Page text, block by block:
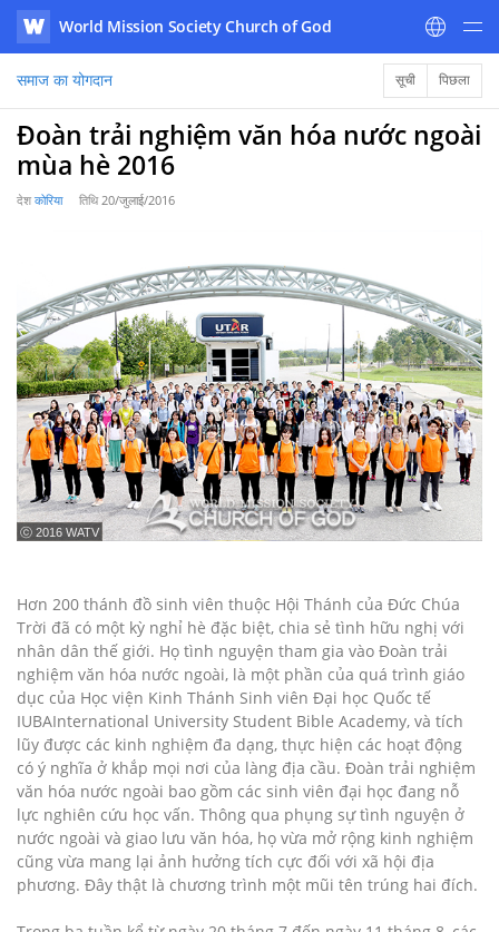
WATV
World Mission Society Church of God
समाज का योगदान सूची पिछला
Đoàn trải nghiệm văn hóa nước ngoài
mùa hè 2016
देश कोरिया तिथि20/जुलाई/2016
ⓒ 2016 WATV
Hơn 200 thánh đồ sinh viên thuộc Hội Thánh của Đức Chúa
Trời đã có một kỳ nghỉ hè đặc biệt, chia sẻ tình hữu nghị với
nhân dân thế giới. Họ tình nguyện tham gia vào Đoàn trải
nghiệm văn hóa nước ngoài, là một phần của quá trình giáo
dục của Học viện Kinh Thánh Sinh viên Đại học Quốc tế
IUBAInternational University Student Bible Academy, và tích
lũy được các kinh nghiệm đa dạng, thực hiện các hoạt động
có ý nghĩa ở khắp mọi nơi của làng địa cầu. Đoàn trải nghiệm
văn hóa nước ngoài bao gồm các sinh viên đại học đang nỗ
lực nghiên cứu học vấn. Thông qua phụng sự tình nguyện ở
nước ngoài và giao lưu văn hóa, họ vừa mở rộng kinh nghiệm
cũng vừa mang lại ảnh hưởng tích cực đối với xã hội địa
phương. Đây thật là chương trình một mũi tên trúng hai đích.